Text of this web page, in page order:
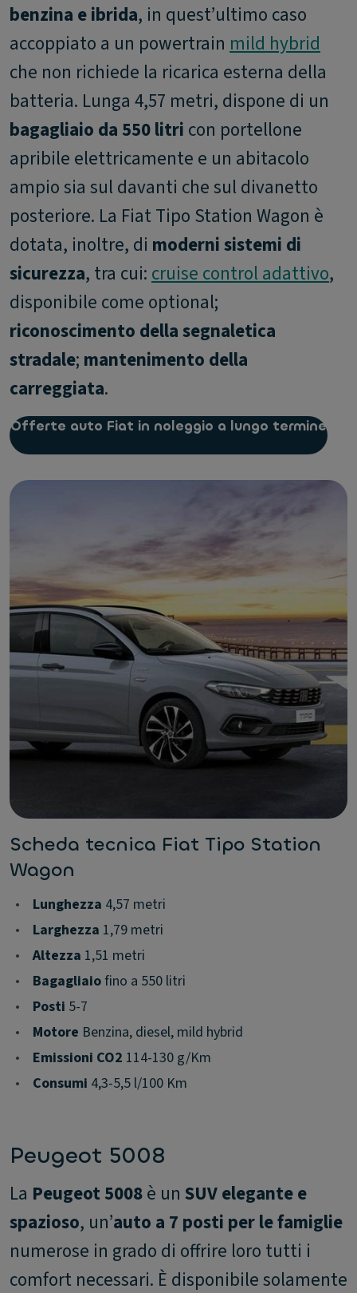
benzina e ibrida, in quest’ultimo caso
accoppiato a un powertrain mild hybrid
che non richiede la ricarica esterna della
batteria. Lunga 4,57 metri, dispone di un
bagagliaio da 550 litri con portellone
apribile elettricamente e un abitacolo
ampio sia sul davanti che sul divanetto
posteriore. La Fiat Tipo Station Wagon è
dotata, inoltre, di moderni sistemi di
sicurezza, tra cui: cruise control adattivo,
disponibile come optional;
riconoscimento della segnaletica
stradale; mantenimento della
carreggiata.
Offerte auto Fiat in noleggio a lungo termine
Scheda tecnica Fiat Tipo Station
Wagon
• Lunghezza 4,57 metri
•
Larghezza 1,79 metri
•
Altezza 1,51 metri
•
Bagagliaiofino a 550 litri
•
Posti 5-7
•
Motore Benzina, diesel, mild hybrid
•
Emissioni CO2 114-130 g/Km
•
Consumi 4,3-5,5 l/100 Km
Peugeot 5008
La Peugeot 5008è un SUV elegante e
spazioso, un’auto a 7 posti per le famiglie
numerose in grado di offrire loro tutti i
comfort necessari. È disponibile solamente